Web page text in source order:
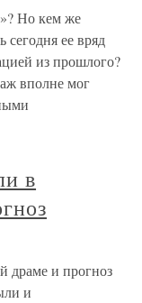
Но кем же
сегодня ее вряд
из прошлого?
вполне мог
в
драме и прогноз
и